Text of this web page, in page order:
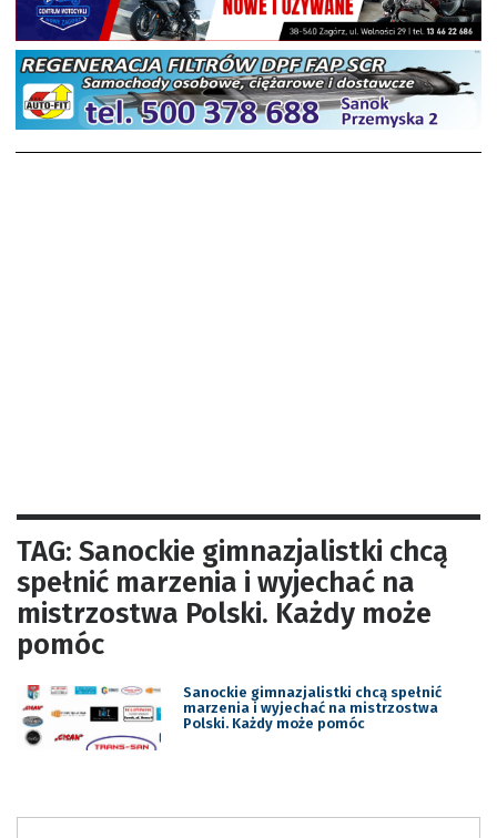
TAG: Sanockie gimnazjalistki chcą
spełnić marzenia i wyjechać na
mistrzostwa Polski. Każdy może
pomóc
Sanockie gimnazjalistki chcą spełnić
marzenia i wyjechać na mistrzostwa
Polski. Każdy może pomóc